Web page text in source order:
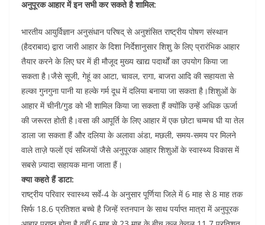
अनुपूरक आहार में इन सभी कर सकते है शामिल:
भारतीय आयुर्विज्ञान अनुसंधान परिषद् से अनुशंसित राष्ट्रीय पोषण संस्थान
(हैदराबाद) द्वारा जारी आहार के दिशा निर्देशानुसार शिशु के लिए प्रारंभिक आहार
तैयार करने के लिए घर में ही मौजूद मुख्य खाद्य पदार्थों का उपयोग किया जा
सकता है।जैसे सूजी, गेहूं का आटा, चावल, रागा, बाजरा आदि की सहायता से
हल्का गुनगुना पानी या हल्के गर्म दूध में दलिया बनाया जा सकता है।शिशुओं के
आहार में चीनी/गुड को भी शामिल किया जा सकता हैं क्योंकि उन्हें अधिक ऊर्जा
की जरूरत होती है।वसा की आपूर्ति के लिए आहार में एक छोटा चम्मच घी या तेल
डाला जा सकता हैं और दलिया के अलावा अंडा, मछली, समय-समय पर मिलने
वाले ताज़े फलों एवं सब्जियों जैसे अनुपूरक आहार शिशुओं के स्वास्थ्य विकास में
सबसे ज़्यादा सहायक माना जाता हैं।
क्या कहते हैं डाटा:
राष्ट्रीय परिवार स्वास्थ्य सर्वे-4 के अनुसार पूर्णिया जिले में 6 माह से 8 माह तक
सिर्फ 18.6 प्रतिशत बच्चे है जिन्हें स्तनपान के साथ पर्याप्त मात्रा में अनुपूरक